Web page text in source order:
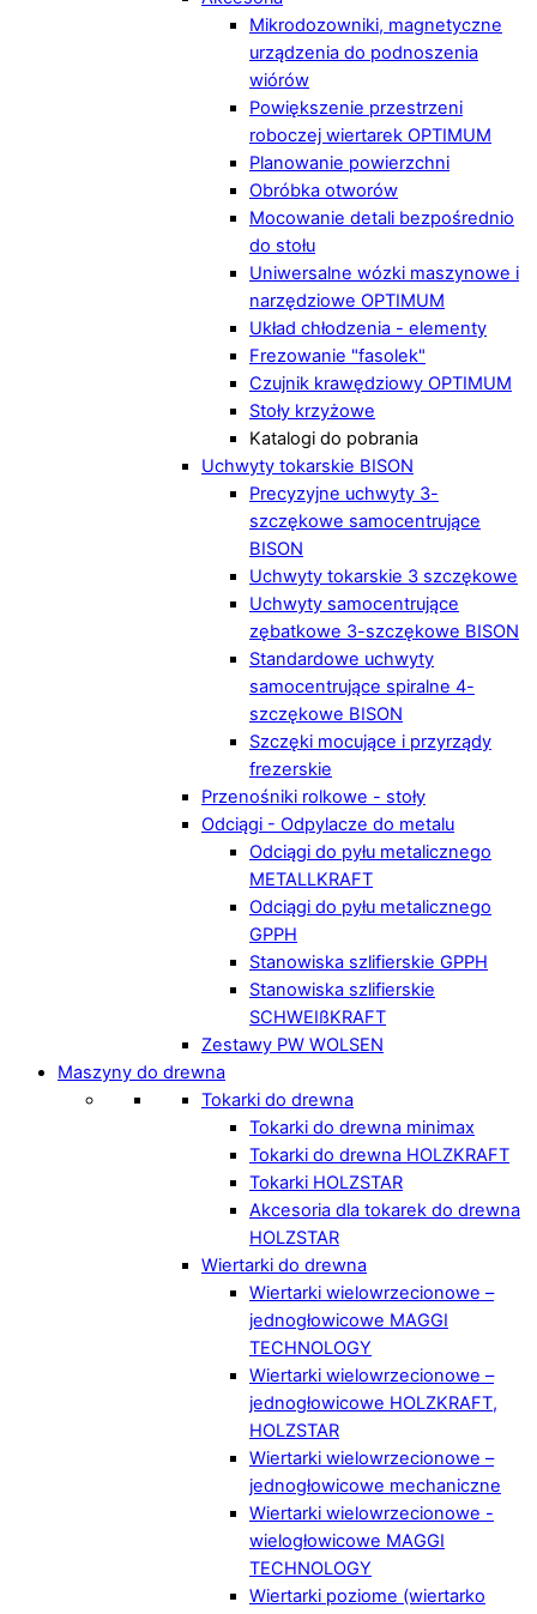
Mikrodozowniki, magnetyczne
urządzenia do podnoszenia
wiórów
Powiększenie przestrzeni
roboczej wiertarek OPTIMUM
Planowanie powierzchni
Obróbka otworów
Mocowanie detali bezpośrednio
do stołu
Uniwersalne wózki maszynowe i
narzędziowe OPTIMUM
Układ chłodzenia - elementy
Frezowanie "fasolek"
Czujnik krawędziowy OPTIMUM
Stoły krzyżowe
Katalogi do pobrania
Uchwyty tokarskie BISON
Precyzyjne uchwyty 3-
szczękowe samocentrujące
BISON
Uchwyty tokarskie 3 szczękowe
Uchwyty samocentrujące
zębatkowe 3-szczękowe BISON
Standardowe uchwyty
samocentrujące spiralne 4-
szczękowe BISON
Szczęki mocujące i przyrządy
frezerskie
Przenośniki rolkowe - stoły
Odciągi - Odpylacze do metalu
Odciągi do pyłu metalicznego
METALLKRAFT
Odciągi do pyłu metalicznego
GPPH
Stanowiska szlifierskie GPPH
Stanowiska szlifierskie
SCHWEIßKRAFT
Zestawy PW WOLSEN
Maszyny do drewna
Tokarki do drewna
Tokarki do drewna minimax
Tokarki do drewna HOLZKRAFT
Tokarki HOLZSTAR
Akcesoria dla tokarek do drewna
HOLZSTAR
Wiertarki do drewna
Wiertarki wielowrzecionowe –
jednogłowicowe MAGGI
TECHNOLOGY
Wiertarki wielowrzecionowe –
jednogłowicowe HOLZKRAFT,
HOLZSTAR
Wiertarki wielowrzecionowe –
jednogłowicowe mechaniczne
Wiertarki wielowrzecionowe -
wielogłowicowe MAGGI
TECHNOLOGY
Wiertarki poziome (wiertarko